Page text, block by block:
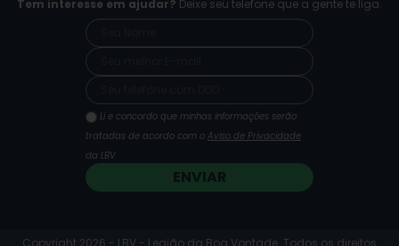
o
o
g
r
m
b
e
Tem interesse em ajudar? Deixe seu telefone que a gente te liga.
Li e concordo que minhas informações serão
tratadas de acordo com o Aviso de Privacidade
da LBV
ENVIAR
Copyright 2026 - LBV - Legião da Boa Vontade. Todos os direitos